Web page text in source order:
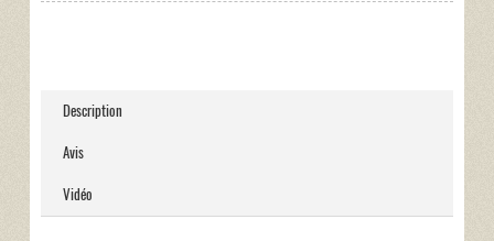
Description
Avis
Vidéo